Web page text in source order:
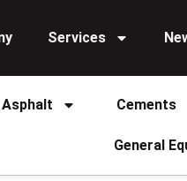
Services
Cements
General